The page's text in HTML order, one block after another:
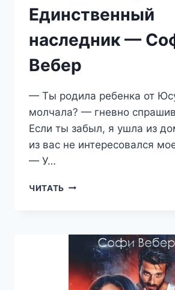
Единственный
наследник —
Вебер
— Ты родила ребенка от
молчала? — гневно
Если ты забыл, я ушла из
из вас не интересовался
— У…
ЧИТАТЬ ДЕВОЧКА
—
ВЕБЕР